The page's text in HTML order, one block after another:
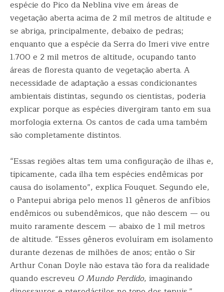
espécie do Pico da Neblina vive em áreas de
vegetação aberta acima de 2 mil metros de altitude e
se abriga, principalmente, debaixo de pedras;
enquanto que a espécie da Serra do Imeri vive entre
1.700 e 2 mil metros de altitude, ocupando tanto
áreas de floresta quanto de vegetação aberta. A
necessidade de adaptação a essas condicionantes
ambientais distintas, segundo os cientistas, poderia
explicar porque as espécies divergiram tanto em sua
morfologia externa. Os cantos de cada uma também
são completamente distintos.
“Essas regiões altas tem uma configuração de ilhas e,
tipicamente, cada ilha tem espécies endêmicas por
causa do isolamento”, explica Fouquet. Segundo ele,
o Pantepui abriga pelo menos 11 gêneros de anfíbios
endêmicos ou subendêmicos, que não descem — ou
muito raramente descem — abaixo de 1 mil metros
de altitude. “Esses gêneros evoluíram em isolamento
durante dezenas de milhões de anos; então o Sir
Arthur Conan Doyle não estava tão fora da realidade
quando escreveu O Mundo Perdido, imaginando